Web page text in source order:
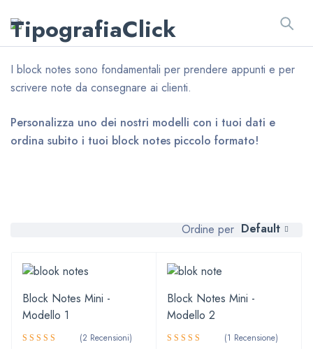
I block notes sono fondamentali per prendere appunti e per
scrivere note da consegnare ai clienti.
Personalizza uno dei nostri modelli con i tuoi dati e
ordina subito i tuoi block notes piccolo formato!
Ordine per Default
Block Notes Mini -
Modello 1
(2 Recensioni)
Block Notes Mini -
Modello 2
(1 Recensione)